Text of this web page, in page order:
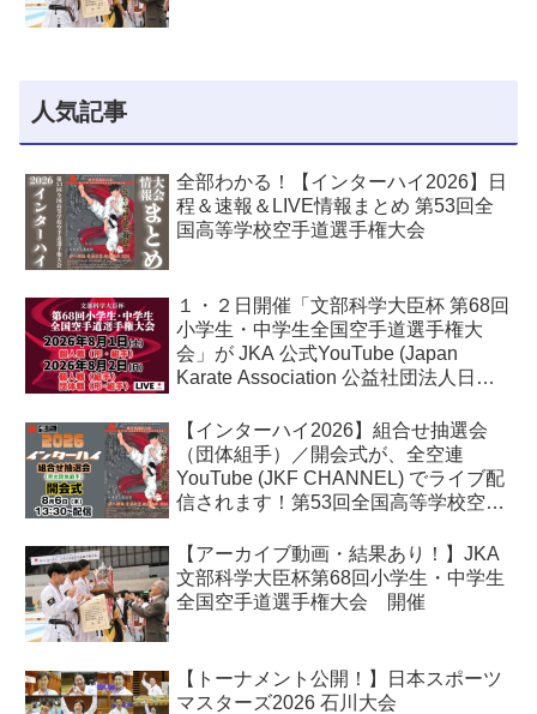
人気記事
全部わかる！【インターハイ2026】日
程＆速報＆LIVE情報まとめ 第53回全
国高等学校空手道選手権大会
１・２日開催「文部科学大臣杯 第68回
小学生・中学生全国空手道選手権大
会」が JKA 公式YouTube (Japan
Karate Association 公益社団法人日本
【インターハイ2026】組合せ抽選会
（団体組手）／開会式が、全空連
YouTube (JKF CHANNEL) でライブ配
信されます！第53回全国高等学校空手
【アーカイブ動画・結果あり！】JKA
文部科学大臣杯第68回小学生・中学生
全国空手道選手権大会 開催
【トーナメント公開！】日本スポーツ
マスターズ2026 石川大会